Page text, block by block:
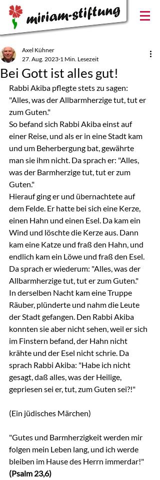
Bei Gott ist alles gut!
Axel Kühner
27. Aug. 2023 1 Min. Lesezeit
Rabbi Akiba pflegte stets zu sagen:
"Alles, was der Allbarmherzige tut, tut er
zum Guten."
So befand sich Rabbi Akiba einst auf
einer Reise, und als er in eine Stadt kam
und um Beherbergung bat, gewährte
man sie ihm nicht. Da sprach er: "Alles,
was der Barmherzige tut, tut er zum
Guten."
Hierauf ging er und übernachtete auf
dem Felde. Er hatte bei sich eine Kerze,
einen Hahn und einen Esel. Da kam ein
Wind und löschte die Kerze aus. Dann
kam eine Katze und fraß den Hahn, und
endlich kam ein Löwe und fraß den Esel.
Da sprach er wiederum: "Alles, was der
Allbarmherzige tut, tut er zum Guten."
In derselben Nacht kam eine Truppe
Räuber, plünderte und nahm die Leute
der Stadt gefangen. Den Rabbi Akiba
konnten sie aber nicht sehen, weil er sich
im Finstern befand, der Hahn nicht
krähte und der Esel nicht schrie. Da
sprach Rabbi Akiba: "Habe ich nicht
gesagt, daß alles, was der Heilige,
gepriesen sei er, tut, zum Guten sei?!"
(Ein jüdisches Märchen)
"Gutes und Barmherzigkeit werden mir
folgen mein Leben lang, und ich werde
bleiben im Hause des Herrn immerdar!"
(Psalm 23,6)